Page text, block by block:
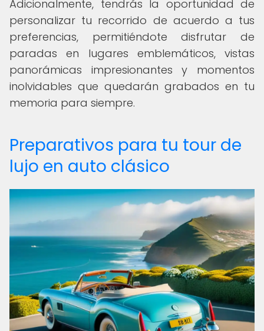
Adicionalmente, tendrás la oportunidad de
personalizar tu recorrido de acuerdo a tus
preferencias, permitiéndote disfrutar de
paradas en lugares emblemáticos, vistas
panorámicas impresionantes y momentos
inolvidables que quedarán grabados en tu
memoria para siempre.
Preparativos para tu tour de
lujo en auto clásico